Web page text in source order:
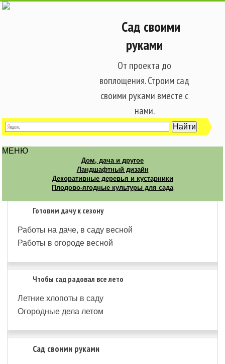
Сад своими
руками
От проекта до
воплощения. Строим сад
своими руками вместе с
нами.
МЕНЮ
Дом, дача и другое
Ландшафтный дизайн
Декоративные деревья и кустарники
Плодово-ягодные культуры для сада
Готовим дачу к сезону
Работы на даче, в саду весной
Работы в огороде весной
Чтобы сад радовал все лето
Летние хлопоты в саду
Огородные дела летом
Сад своими руками